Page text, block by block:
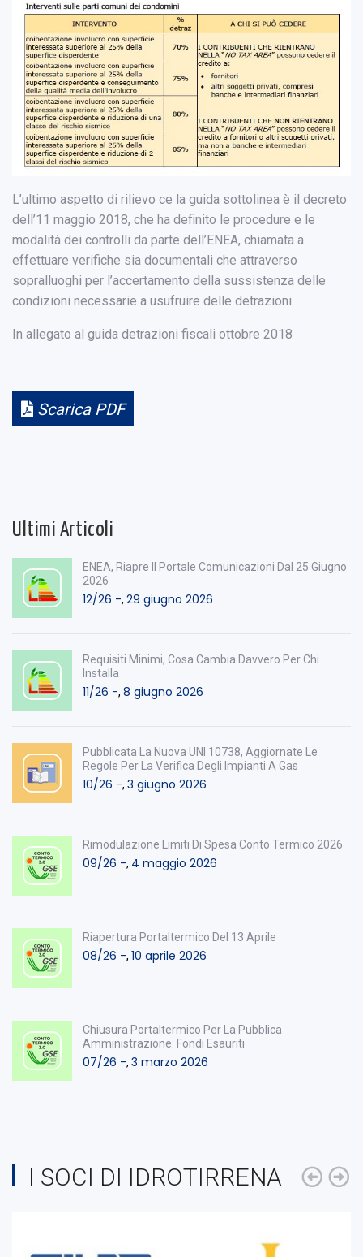
L’ultimo aspetto di rilievo ce la guida sottolinea è il decreto
dell’11 maggio 2018, che ha definito le procedure e le
modalità dei controlli da parte dell’ENEA, chiamata a
effettuare verifiche sia documentali che attraverso
sopralluoghi per l’accertamento della sussistenza delle
condizioni necessarie a usufruire delle detrazioni.
In allegato al guida detrazioni fiscali ottobre 2018
Scarica PDF
Ultimi Articoli
ENEA, Riapre Il Portale Comunicazioni Dal 25 Giugno
2026
12/26 -, 29 giugno 2026
Requisiti Minimi, Cosa Cambia Davvero Per Chi
Installa
11/26 -, 8 giugno 2026
Pubblicata La Nuova UNI 10738, Aggiornate Le
Regole Per La Verifica Degli Impianti A Gas
10/26 -, 3 giugno 2026
Rimodulazione Limiti Di Spesa Conto Termico 2026
09/26 -, 4 maggio 2026
Riapertura Portaltermico Del 13 Aprile
08/26 -, 10 aprile 2026
Chiusura Portaltermico Per La Pubblica
Amministrazione: Fondi Esauriti
07/26 -, 3 marzo 2026
I SOCI DI IDROTIRRENA